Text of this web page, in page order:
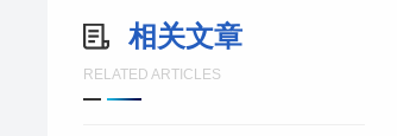
相关文章
RELATED ARTICLES